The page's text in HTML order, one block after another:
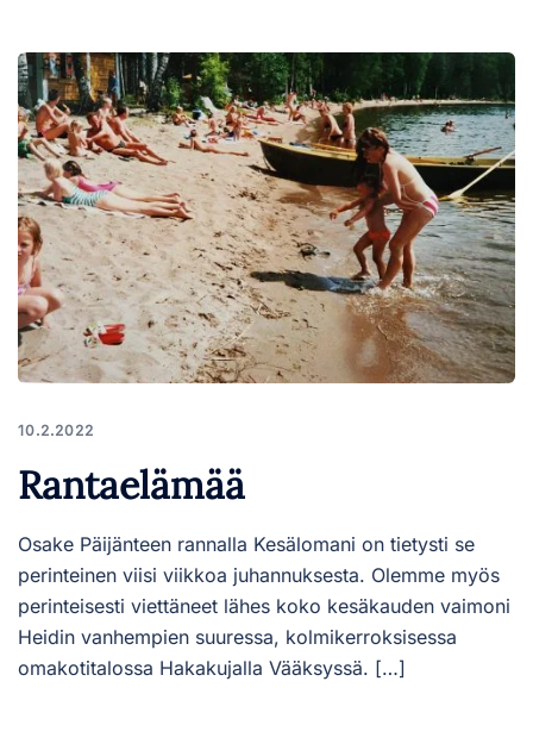
10.2.2022
Rantaelämää
Osake Päijänteen rannalla Kesälomani on tietysti se
perinteinen viisi viikkoa juhannuksesta. Olemme myös
perinteisesti viettäneet lähes koko kesäkauden vaimoni
Heidin vanhempien suuressa, kolmikerroksisessa
omakotitalossa Hakakujalla Vääksyssä. […]